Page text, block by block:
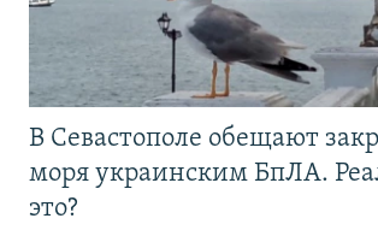
В Севастополе обещают
моря украинским БпЛА.
это?